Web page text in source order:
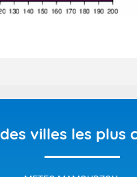
villes les plus